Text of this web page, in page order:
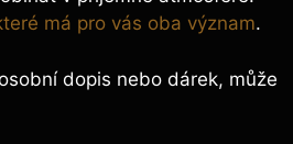
má pro vás oba význam.
dopis nebo dárek, může